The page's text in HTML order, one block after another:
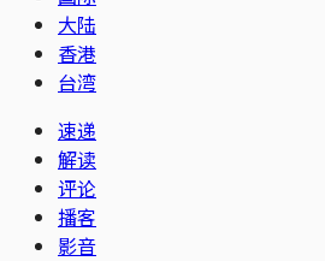
大陆
香港
台湾
速递
解读
评论
播客
影音